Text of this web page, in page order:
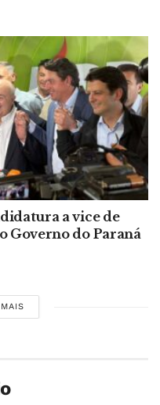
a vice de
Governo do Paraná